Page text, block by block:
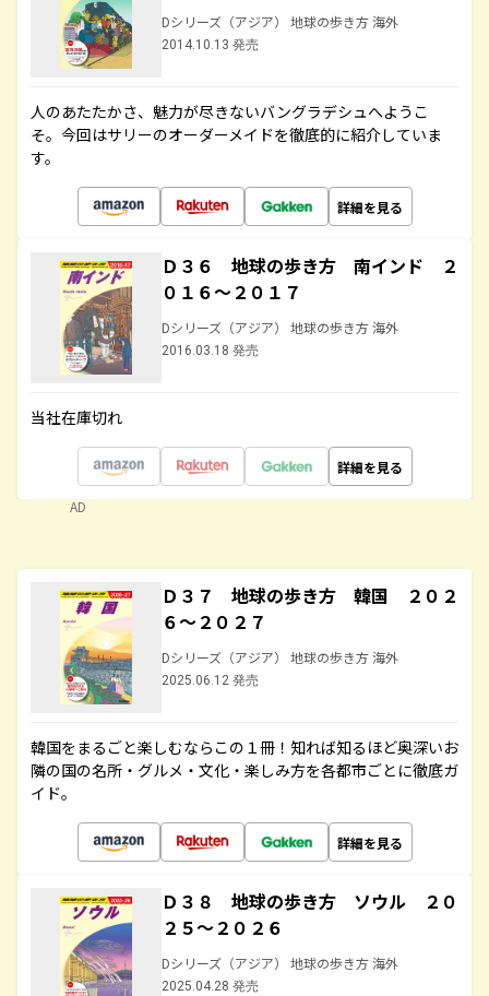
Dシリーズ（アジア） 地球の歩き方 海外
2014.10.13 発売
人のあたたかさ、魅力が尽きないバングラデシュへようこ
そ。今回はサリーのオーダーメイドを徹底的に紹介していま
す。
詳細を見る
Ｄ３６ 地球の歩き方 南インド ２
０１６～２０１７
Dシリーズ（アジア） 地球の歩き方 海外
2016.03.18 発売
当社在庫切れ
詳細を見る
AD
Ｄ３７ 地球の歩き方 韓国 ２０２
６～２０２７
Dシリーズ（アジア） 地球の歩き方 海外
2025.06.12 発売
韓国をまるごと楽しむならこの１冊！知れば知るほど奥深いお
隣の国の名所・グルメ・文化・楽しみ方を各都市ごとに徹底ガ
イド。
詳細を見る
Ｄ３８ 地球の歩き方 ソウル ２０
２５～２０２６
Dシリーズ（アジア） 地球の歩き方 海外
2025.04.28 発売